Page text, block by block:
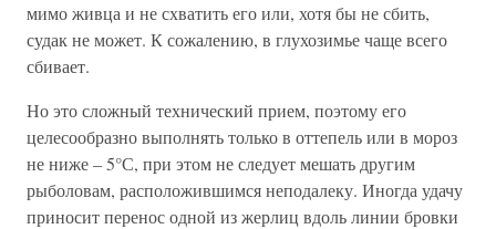
мимо живца и не схватить его или, хотя бы не сбить,
судак не может. К сожалению, в глухозимье чаще всего
сбивает.
Но это сложный технический прием, поэтому его
целесообразно выполнять только в оттепель или в мороз
не ниже – 5°С, при этом не следует мешать другим
рыболовам, расположившимся неподалеку. Иногда удачу
приносит перенос одной из жерлиц вдоль линии бровки